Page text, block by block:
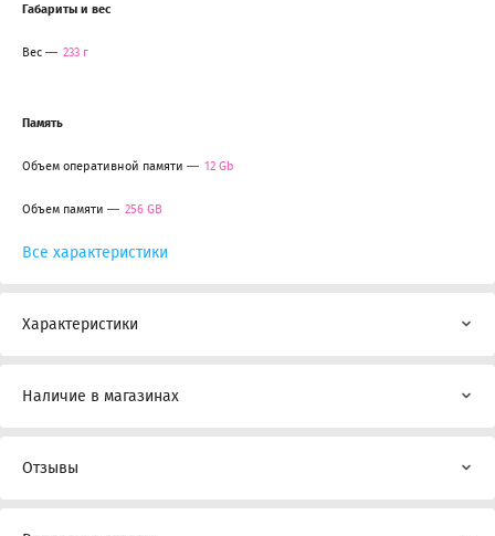
Габариты и вес
Вес 233 г
Память
Объем оперативной памяти 12 Gb
Объем памяти 256 GB
Все характеристики
Характеристики
Наличие в магазинах
Отзывы